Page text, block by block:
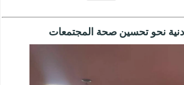
نحو تحسين صحة المجتمعات